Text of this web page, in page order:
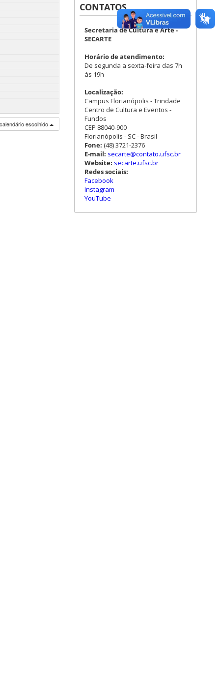
escolhido
CONTATOS
Secretaria de Cultura e Arte -
SECARTE
Horário de atendimento:
De segunda a sexta-feira das 7h
às 19h
Localização:
Campus Florianópolis - Trindade
Centro de Cultura e Eventos -
Fundos
CEP 88040-900
Florianópolis - SC - Brasil
Fone: (48) 3721-2376
E-mail: secarte@contato.ufsc.br
Website: secarte.ufsc.br
Redes sociais:
Facebook
Instagram
YouTube